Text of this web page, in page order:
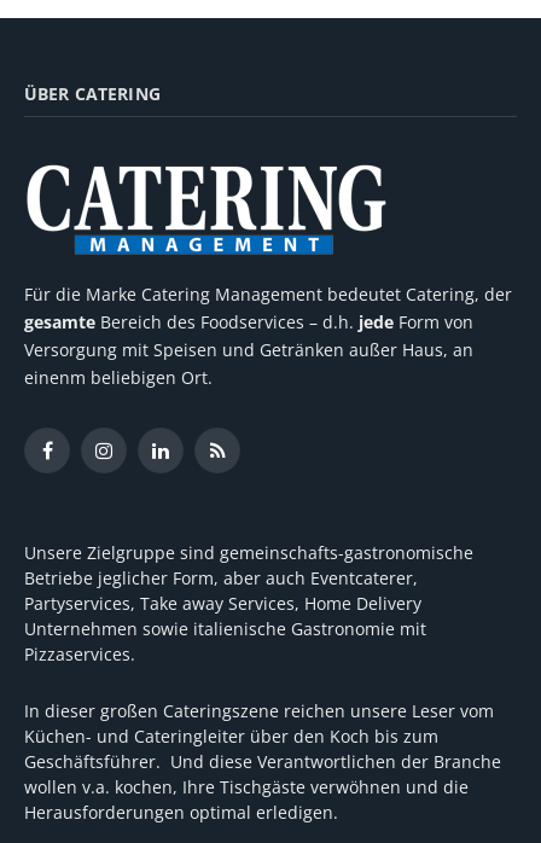
ÜBER CATERING
Für die Marke Catering Management bedeutet Catering, der
gesamte Bereich des Foodservices – d.h. jede Form von
Versorgung mit Speisen und Getränken außer Haus, an
einenm beliebigen Ort.
FacebookInstagramLinkedInRSS
Unsere Zielgruppe sind gemeinschafts-gastronomische
Betriebe jeglicher Form, aber auch Eventcaterer,
Partyservices, Take away Services, Home Delivery
Unternehmen sowie italienische Gastronomie mit
Pizzaservices.
In dieser großen Cateringszene reichen unsere Leser vom
Küchen- und Cateringleiter über den Koch bis zum
Geschäftsführer. Und diese Verantwortlichen der Branche
wollen v.a. kochen, Ihre Tischgäste verwöhnen und die
Herausforderungen optimal erledigen.